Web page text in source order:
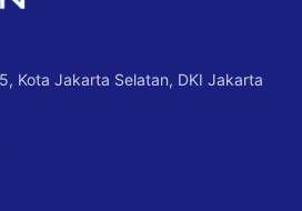
Kota Jakarta Selatan, DKI Jakarta